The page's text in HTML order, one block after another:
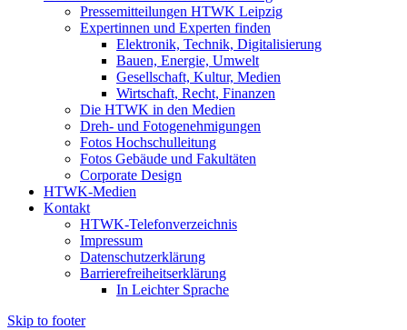
Pressemitteilungen HTWK Leipzig
Expertinnen und Experten finden
Elektronik, Technik, Digitalisierung
Bauen, Energie, Umwelt
Gesellschaft, Kultur, Medien
Wirtschaft, Recht, Finanzen
Die HTWK in den Medien
Dreh- und Fotogenehmigungen
Fotos Hochschulleitung
Fotos Gebäude und Fakultäten
Corporate Design
HTWK-Medien
Kontakt
HTWK-Telefonverzeichnis
Impressum
Datenschutzerklärung
Barrierefreiheitserklärung
In Leichter Sprache
Skip to footer